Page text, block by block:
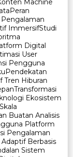
Machine
Peran
ImmersifStudi
Digital
User
Pengguna
Pendekatan
Tren Hiburan
Transformasi
Ekosistem
Buatan Analisis
Platform
Pengalaman
Berbasis
Sistem
Machine
Peran
ImmersifStudi
Digital
User
Pengguna
Pendekatan
Tren Hiburan
Transformasi
Ekosistem
Buatan Analisis
Platform
Pengalaman
Berbasis
Sistem
Miskin
di
diberi
dalam
rutin.
dan
yang efektif
media
nasional